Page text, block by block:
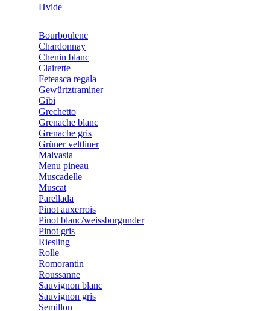
Hvide
Bourboulenc
Chardonnay
Chenin blanc
Clairette
Feteasca regala
Gewürtztraminer
Gibi
Grechetto
Grenache blanc
Grenache gris
Grüner veltliner
Malvasia
Menu pineau
Muscadelle
Muscat
Parellada
Pinot auxerrois
Pinot blanc/weissburgunder
Pinot gris
Riesling
Rolle
Romorantin
Roussanne
Sauvignon blanc
Sauvignon gris
Semillon